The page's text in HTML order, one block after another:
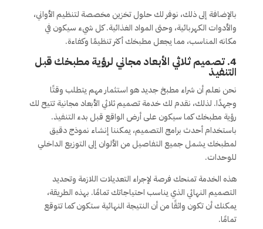
بالإضافة إلى ذلك، نوفر لك حلول تخزين مخصصة لتنظيم الأواني،
والأدوات الكهربائية، وحتى المواد الغذائية. كل شيء سيكون في
مكانه المناسب، مما يجعل مطبخك أكثر تنظيمًا وكفاءة.
4. تصميم ثلاثي الأبعاد مجاني لرؤية مطبخك قبل
التنفيذ
نحن نعلم أن شراء مطبخ جديد هو استثمار مهم يتطلب وقتًا
وجهدًا. لذلك، نقدم لك خدمة تصميم ثلاثي الأبعاد مجانية تتيح لك
رؤية مطبخك كما سيكون على أرض الواقع قبل بدء التنفيذ.
باستخدام أحدث برامج التصميم، يمكننا إنشاء نموذج دقيق
لمطبخك يشمل جميع التفاصيل من الألوان إلى التوزيع الداخلي
للوحدات.
هذه الخدمة تمنحك فرصة لإجراء التعديلات اللازمة وتحديد
التصميم النهائي الذي يناسب احتياجاتك تمامًا. بهذه الطريقة،
يمكنك أن تكون واثقًا من أن النتيجة النهائية ستكون كما تتوقع
تمامًا.